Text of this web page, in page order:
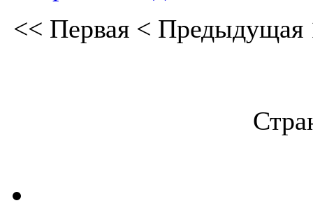
<< Первая< Предыдущая